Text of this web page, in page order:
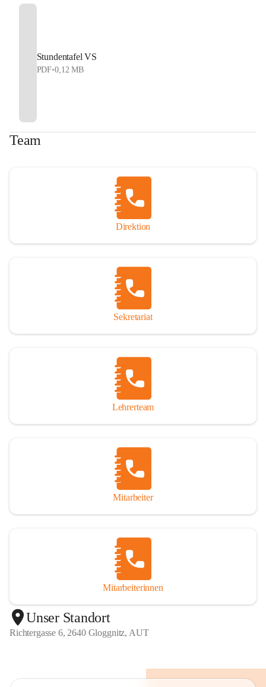
Stundentafel VS
PDF•0,12 MB
Team
Direktion
Sekretariat
Lehrerteam
Mitarbeiter
Mitarbeiterinnen
+1
Unser Standort
Richtergasse 6, 2640 Gloggnitz, AUT